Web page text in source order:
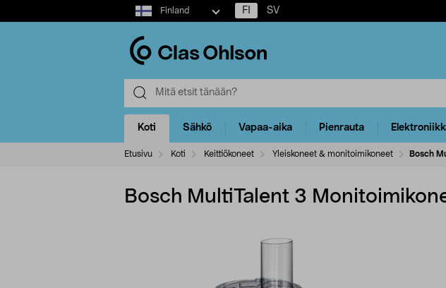
Select
market
Finland FI SV
Koti Sähkö Vapaa-aika Pienrauta
Etusivu Koti Keittiökoneet Yleiskoneet & monitoimikoneet Bosch
Bosch MultiTalent 3